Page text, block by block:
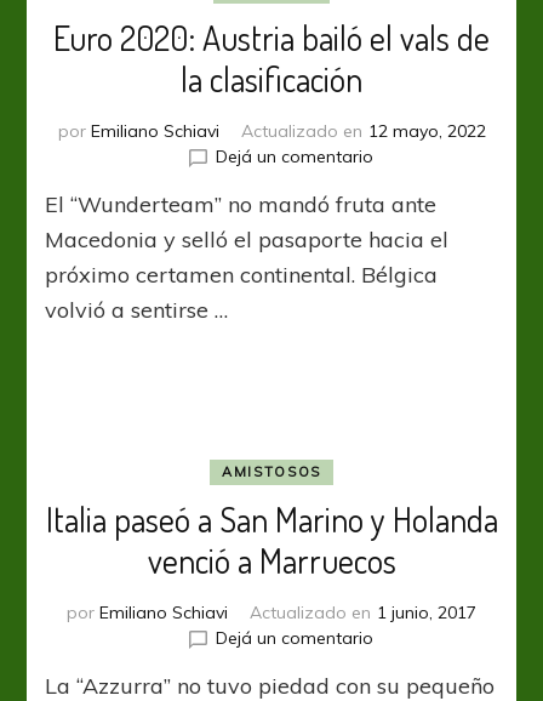
Euro 2020: Austria bailó el vals de
la clasificación
por Emiliano Schiavi Actualizado en 12 mayo, 2022
Dejá un comentarioen
2020:
Austria
el
El “Wunderteam” no mandó fruta ante
Macedonia y selló el pasaporte hacia el
próximo certamen continental. Bélgica
volvió a sentirse …
AMISTOSOS
Italia paseó a San Marino y Holanda
venció a Marruecos
por Emiliano Schiavi Actualizado en 1 junio, 2017
Dejá un comentarioen
paseó
La “Azzurra” no tuvo piedad con su pequeño